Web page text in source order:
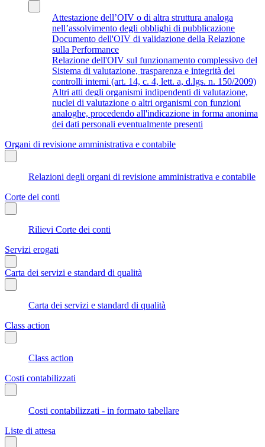
Attestazione dell’OIV o di altra struttura analoga
nell’assolvimento degli obblighi di pubblicazione
Documento dell'OIV di validazione della Relazione
sulla Performance
Relazione dell'OIV sul funzionamento complessivo del
Sistema di valutazione, trasparenza e integrità dei
controlli interni (art. 14, c. 4, lett. a, d.lgs. n. 150/2009)
Altri atti degli organismi indipendenti di valutazione,
nuclei di valutazione o altri organismi con funzioni
analoghe, procedendo all'indicazione in forma anonima
dei dati personali eventualmente presenti
Organi di revisione amministrativa e contabile
Relazioni degli organi di revisione amministrativa e contabile
Corte dei conti
Rilievi Corte dei conti
Servizi erogati
Carta dei servizi e standard di qualità
Carta dei servizi e standard di qualità
Class action
Class action
Costi contabilizzati
Costi contabilizzati - in formato tabellare
Liste di attesa